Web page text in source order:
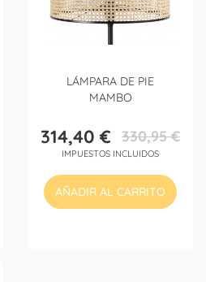
LÁMPARA DE PIE
MAMBO
Precio
314,40 €Precio
base
330,95 €
IMPUESTOS INCLUIDOS
AÑADIR AL CARRITO